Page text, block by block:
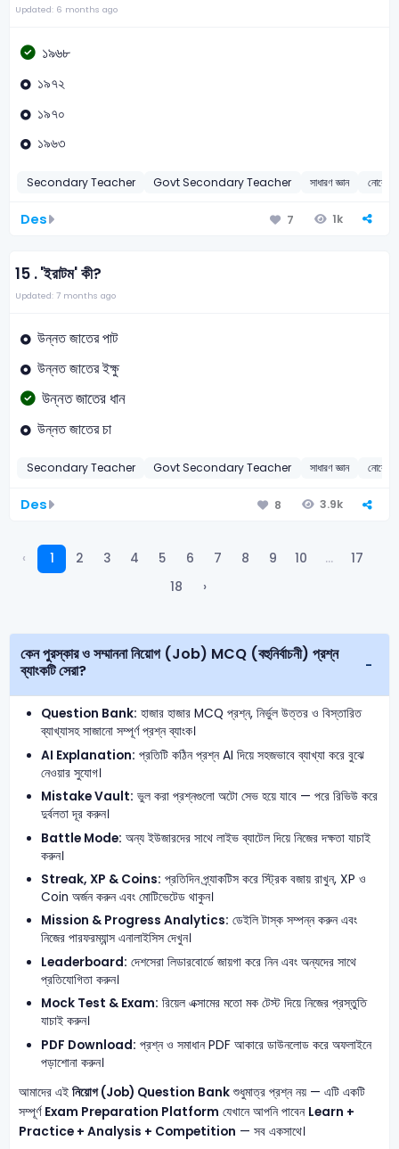
Updated: 6 months ago
১৯৬৮
১৯৭২
১৯৭০
১৯৬৩
Secondary Teacher Govt Secondary Teacher সাধারণ জ্ঞান নোবেল
Des 7 1k
15 .'ইরাটম' কী?
Updated: 7 months ago
উন্নত জাতের পাট
উন্নত জাতের ইক্ষু
উন্নত জাতের ধান
উন্নত জাতের চা
Secondary Teacher Govt Secondary Teacher সাধারণ জ্ঞান নোবেল
Des 8 3.9k
‹ 1 2 3 4 5 6 7 8 9 10 ...
17
18
›
কেন পুরস্কার ও সম্মাননা নিয়োগ (Job) MCQ (বহুনির্বাচনী) প্রশ্ন
ব্যাংকটি সেরা?
Question Bank: হাজার হাজার MCQ প্রশ্ন, নির্ভুল উত্তর ও বিস্তারিত
ব্যাখ্যাসহ সাজানো সম্পূর্ণ প্রশ্ন ব্যাংক।
AI Explanation: প্রতিটি কঠিন প্রশ্ন AI দিয়ে সহজভাবে ব্যাখ্যা করে বুঝে
নেওয়ার সুযোগ।
Mistake Vault: ভুল করা প্রশ্নগুলো অটো সেভ হয়ে যাবে — পরে রিভিউ করে
দুর্বলতা দূর করুন।
Battle Mode: অন্য ইউজারদের সাথে লাইভ ব্যাটেল দিয়ে নিজের দক্ষতা যাচাই
করুন।
Streak, XP & Coins: প্রতিদিন প্র্যাকটিস করে স্ট্রিক বজায় রাখুন, XP ও
Coin অর্জন করুন এবং মোটিভেটেড থাকুন।
Mission & Progress Analytics: ডেইলি টাস্ক সম্পন্ন করুন এবং
নিজের পারফরম্যান্স এনালাইসিস দেখুন।
Leaderboard: দেশসেরা লিডারবোর্ডে জায়গা করে নিন এবং অন্যদের সাথে
প্রতিযোগিতা করুন।
Mock Test & Exam: রিয়েল এক্সামের মতো মক টেস্ট দিয়ে নিজের প্রস্তুতি
যাচাই করুন।
PDF Download: প্রশ্ন ও সমাধান PDF আকারে ডাউনলোড করে অফলাইনে
পড়াশোনা করুন।
আমাদের এই নিয়োগ (Job) Question Bankশুধুমাত্র প্রশ্ন নয় — এটি একটি
সম্পূর্ণ Exam Preparation Platform যেখানে আপনি পাবেন Learn +
Practice + Analysis + Competition — সব একসাথে।